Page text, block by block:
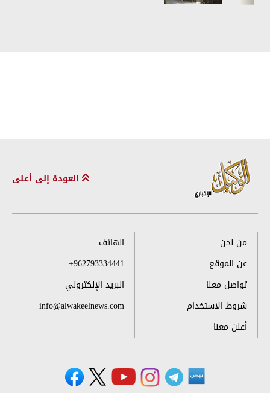
العودة إلى أعلى
من نحن
عن الموقع
تواصل معنا
شروط الاستخدام
أعلن معنا
الهاتف
+962793334441
البريد الإلكتروني
info@alwakeelnews.com